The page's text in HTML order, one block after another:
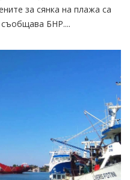
за сянка на плажа са
БНР....